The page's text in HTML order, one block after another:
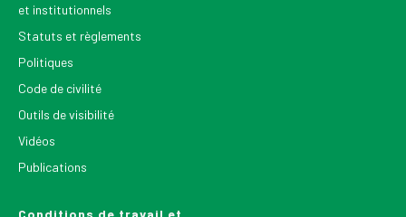
et institutionnels
Statuts et règlements
Politiques
Code de civilité
Outils de visibilité
Vidéos
Publications
Conditions de travail et